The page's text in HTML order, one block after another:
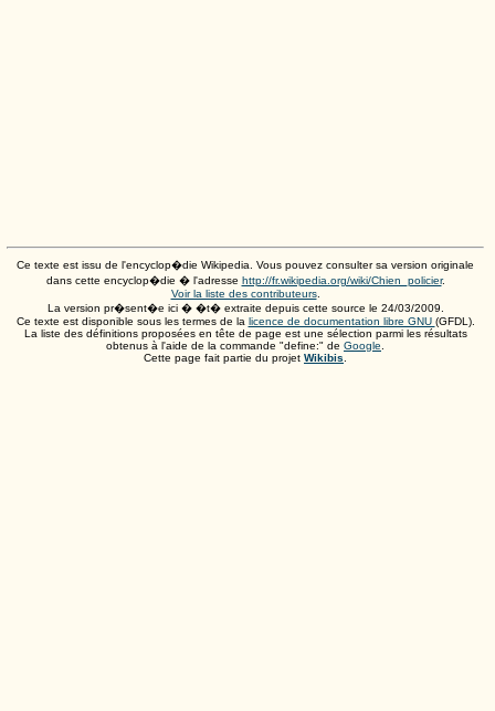
Ce texte est issu de l'encyclop�die Wikipedia. Vous pouvez consulter sa version originale
dans cette encyclop�die � l'adresse http://fr.wikipedia.org/wiki/Chien_policier.
Voir la liste des contributeurs.
La version pr�sent�e ici � �t� extraite depuis cette source le 24/03/2009.
Ce texte est disponible sous les termes de la licence de documentation libre GNU (GFDL).
La liste des définitions proposées en tête de page est une sélection parmi les résultats
obtenus à l'aide de la commande "define:" de Google.
Cette page fait partie du projet Wikibis.